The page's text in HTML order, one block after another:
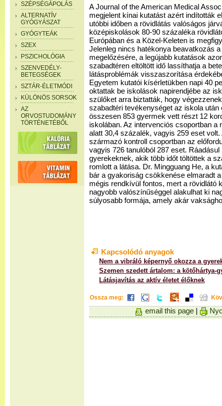
SZÉPSÉGÁPOLÁS
ALTERNATÍV
GYÓGYÁSZAT
GYÓGYTEÁK
SZEX
PSZICHOLÓGIA
SZENVEDÉLY-
BETEGSÉGEK
SZTÁR-ÉLETMÓDI
KÜLÖNÖS SORSOK
AZ
ORVOSTUDOMÁNY
TÖRTÉNETÉBŐL
A Journal of the American Medical
megjelent kínai kutatást azért indították
utóbbi időben a rövidlátás valóságos
középiskolások 80-90 százaléka
Európában és a Közel-Keleten is
Jelenleg nincs hatékonya beavatkozás
megelőzésére, a legújabb kutatások
szabadtéren eltöltött idő lassíthatja a
látásproblémák visszaszorítása
Egyetem kutatói kísérletükben napi 40
oktattak be iskolások napirendjébe az
szülőket arra biztatták, hogy
szabadtéri tevékenységet az iskola után
összesen 853 gyermek vett részt 12
iskolában. Az intervenciós csoportban a
alatt 30,4 százalék, vagyis 259 eset
származó kontroll csoportban az
vagyis 726 tanulóból 287 eset.
gyerekeknek, akik több időt töltöttek a
romlott a látása. Dr. Mingguang He, a
bár a gyakoriság csökkenése elmaradt
mégis rendkívül fontos, mert a rövidlátó
nagyobb valószínűséggel alakulhat ki
súlyosabb formája, amely akár
Kapcsolódó anyagok
Nem a vibráló képernyő okozza a
Szemen szedett ártalom: a kötőhártya-
Látásjavítás az aktív életet élőknek
Ossza meg:
email this page